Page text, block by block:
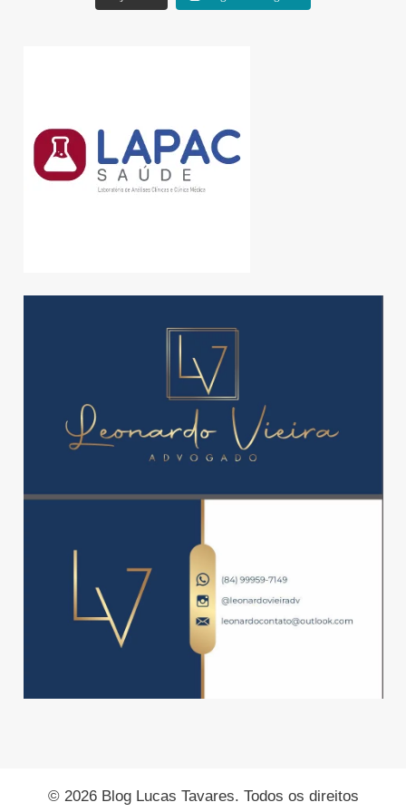
© 2026 Blog Lucas Tavares. Todos os direitos